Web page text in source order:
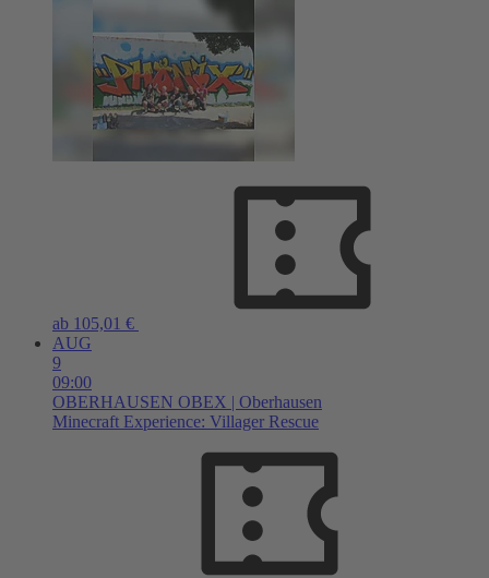
ab 105,01 €
AUG
9
09:00
OBERHAUSEN OBEX | Oberhausen
Minecraft Experience: Villager Rescue